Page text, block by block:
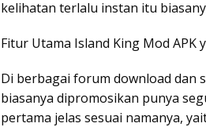
kelihatan terlalu instan itu
Fitur Utama Island King Mod APK
Di berbagai forum download dan
biasanya dipromosikan punya
pertama jelas sesuai namanya,